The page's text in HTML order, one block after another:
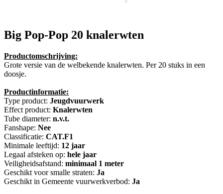
Big Pop-Pop 20 knalerwten
Productomschrijving:
Grote versie van de welbekende knalerwten. Per 20 stuks in een
doosje.
Productinformatie:
Type product: Jeugdvuurwerk
Effect product: Knalerwten
Tube diameter: n.v.t.
Fanshape: Nee
Classificatie: CAT.F1
Minimale leeftijd: 12 jaar
Legaal afsteken op: hele jaar
Veiligheidsafstand: minimaal 1 meter
Geschikt voor smalle straten: Ja
Geschikt in Gemeente vuurwerkverbod: Ja